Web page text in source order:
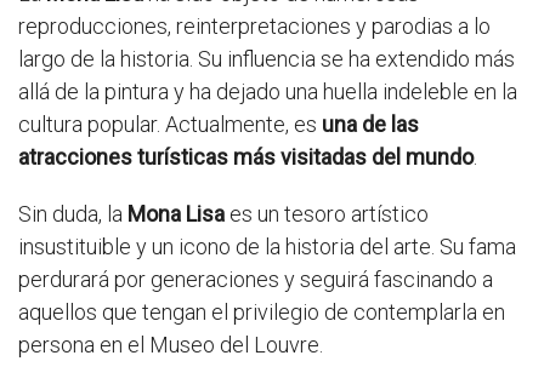
reproducciones, reinterpretaciones y parodias a lo
largo de la historia. Su influencia se ha extendido más
allá de la pintura y ha dejado una huella indeleble en la
cultura popular. Actualmente, es una de las
atracciones turísticas más visitadas del mundo.
Sin duda, la Mona Lisa es un tesoro artístico
insustituible y un icono de la historia del arte. Su fama
perdurará por generaciones y seguirá fascinando a
aquellos que tengan el privilegio de contemplarla en
persona en el Museo del Louvre.